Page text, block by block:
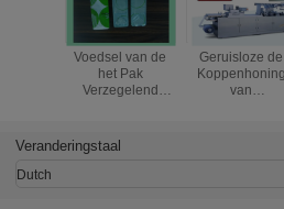
Voedsel van de
het Pak
Verzegelend
Onregelmatig het
Voedselmateriaal
Geruisloze de
Koppenhoning
van
Veranderingstaal
Dutch